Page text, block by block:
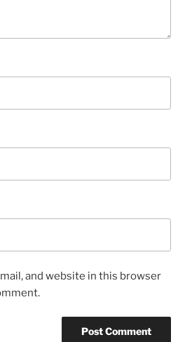
and website in this browser